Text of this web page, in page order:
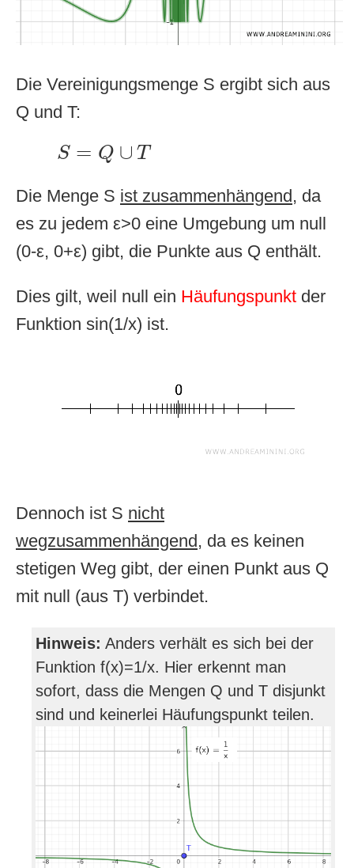
Die Vereinigungsmenge S ergibt sich aus
Q und T:
S = Q ∪ T
S Q∪ T
Die Menge S ist zusammenhängend , da
es zu jedem ε>0 eine Umgebung um null
(0-ε, 0+ε) gibt, die Punkte aus Q enthält.
Dies gilt, weil null ein Häufungspunkt der
Funktion sin(1/x) ist.
Dennoch ist S nicht
wegzusammenhängend , da es keinen
stetigen Weg gibt, der einen Punkt aus Q
mit null (aus T) verbindet.
Hinweis: Anders verhält es sich bei der
Funktion f(x)=1/x. Hier erkennt man
sofort, dass die Mengen Q und T disjunkt
sind und keinerlei Häufungspunkt teilen.